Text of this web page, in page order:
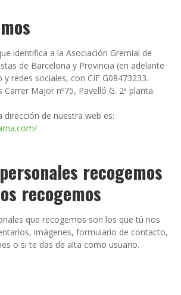
identifica a la Asociación Gremial de
de Barcelona y Provincia (en adelante
y redes sociales, con CIF G08473233.
Major nº75, Pavelló G. 2ª planta.
dirección de nuestra web es:
recogemos
recogemos
que recogemos son los que tú nos
imágenes, formulario de contacto,
o si te das de alta como usuario.